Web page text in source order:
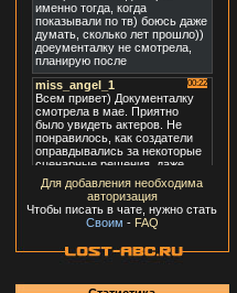
Для добавления необходима
авторизация
Чтобы писать в чате, нужно стать
Своим - FAQ